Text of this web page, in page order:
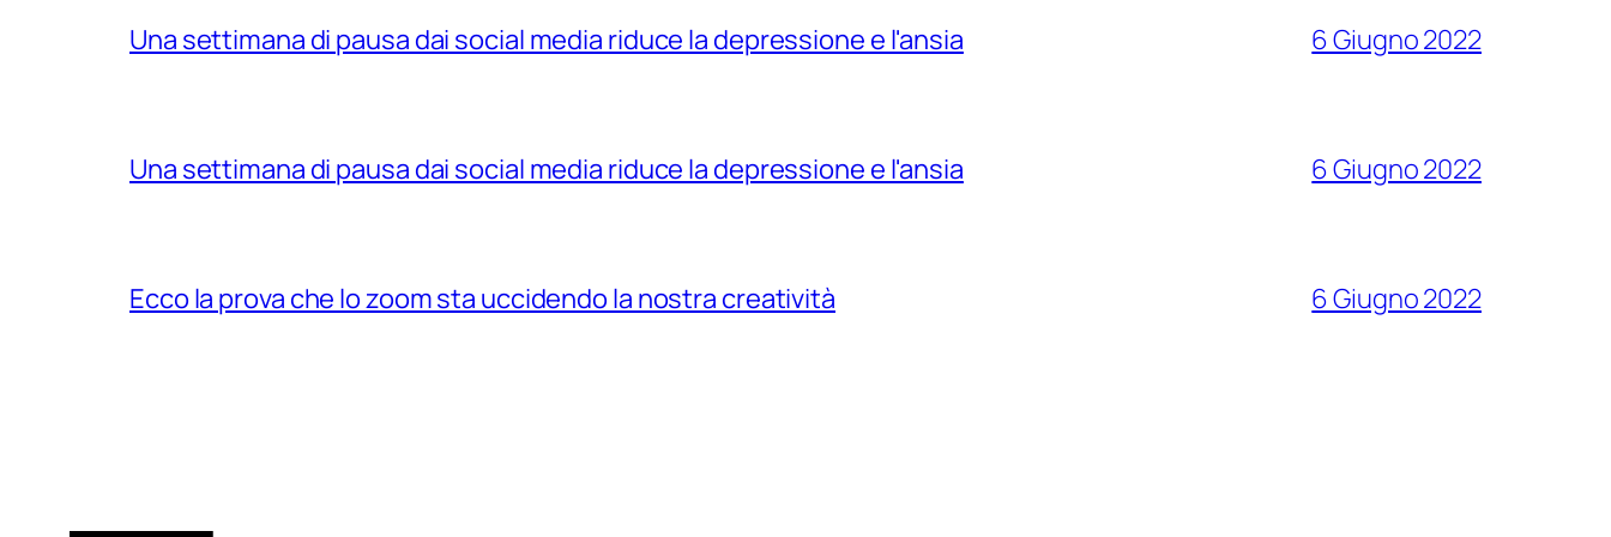
Una settimana di pausa dai social media riduce la depressione e l'ansia 6 Giugno 2022
Una settimana di pausa dai social media riduce la depressione e l'ansia 6 Giugno 2022
Ecco la prova che lo zoom sta uccidendo la nostra creatività 6 Giugno 2022